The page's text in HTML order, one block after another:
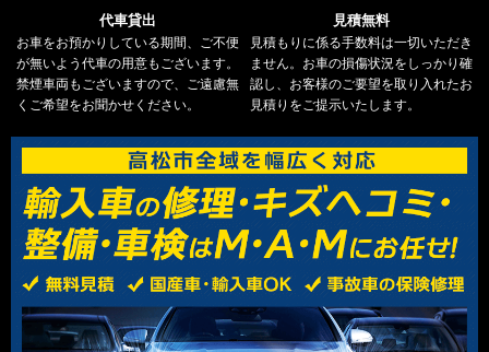
代車貸出
お車をお預かりしている期間、ご不便
が無いよう代車の用意もございます。
禁煙車両もございますので、ご遠慮無
くご希望をお聞かせください。
見積無料
見積もりに係る手数料は一切いただき
ません。お車の損傷状況をしっかり確
認し、お客様のご要望を取り入れたお
見積りをご提示いたします。